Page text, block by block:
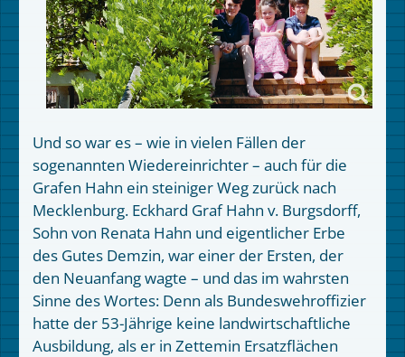
Und so war es – wie in vielen Fällen der
sogenannten Wiedereinrichter – auch für die
Grafen Hahn ein steiniger Weg zurück nach
Mecklenburg. Eckhard Graf Hahn v. Burgsdorff,
Sohn von Renata Hahn und eigentlicher Erbe
des Gutes Demzin, war einer der Ersten, der
den Neuanfang wagte – und das im wahrsten
Sinne des Wortes: Denn als Bundeswehroffizier
hatte der 53-Jährige keine landwirtschaftliche
Ausbildung, als er in Zettemin Ersatzflächen